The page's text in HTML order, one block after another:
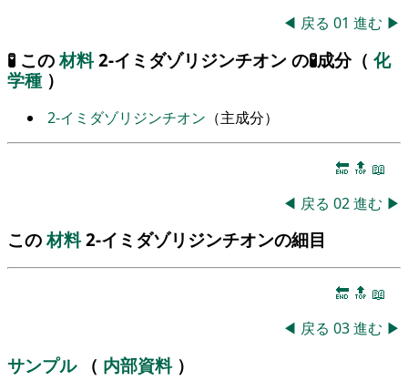
◀ 戻る 01 進む ▶
🧪 この材料2-イミダゾリジンチオン の🧪成分（ 化
学種 ）
2-イミダゾリジンチオン （主成分）
🔚 🔝 📖
◀ 戻る 02進む ▶
この材料2-イミダゾリジンチオンの細目
🔚 🔝 📖
◀ 戻る 03進む ▶
サンプル （ 内部資料 ）